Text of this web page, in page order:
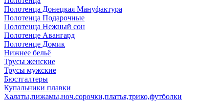
Полотенца Донецкая Мануфактура
Полотенца Подарочные
Полотенца Нежный сон
Полотенце Авангард
Полотенце Домик
Нижнее бельё
Трусы женские
Трусы мужские
Бюстгалтеры
Купальники плавки
Халаты,пижамы,ноч.сорочки,платья,трико,футболки